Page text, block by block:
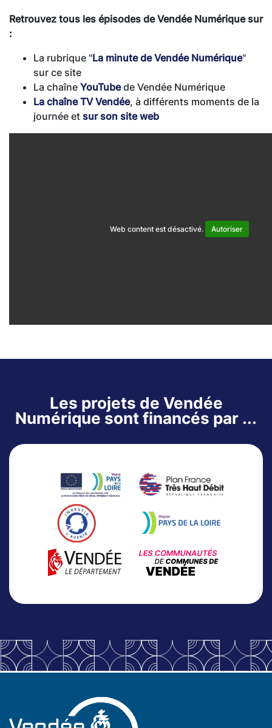
Retrouvez tous les épisodes de Vendée Numérique sur
:
La rubrique "La minute de Vendée Numérique"
sur ce site
La chaîne YouTube de Vendée Numérique
La chaîne TV Vendée, à différents moments de la
journée et sur son site web
Web content est désactivé. Autoriser
Les projets de Vendée
Numérique sont financés par ...